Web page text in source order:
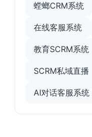
螳螂CRM系统
在线客服系统
教育SCRM系统
SCRM私域直播
AI对话客服系统